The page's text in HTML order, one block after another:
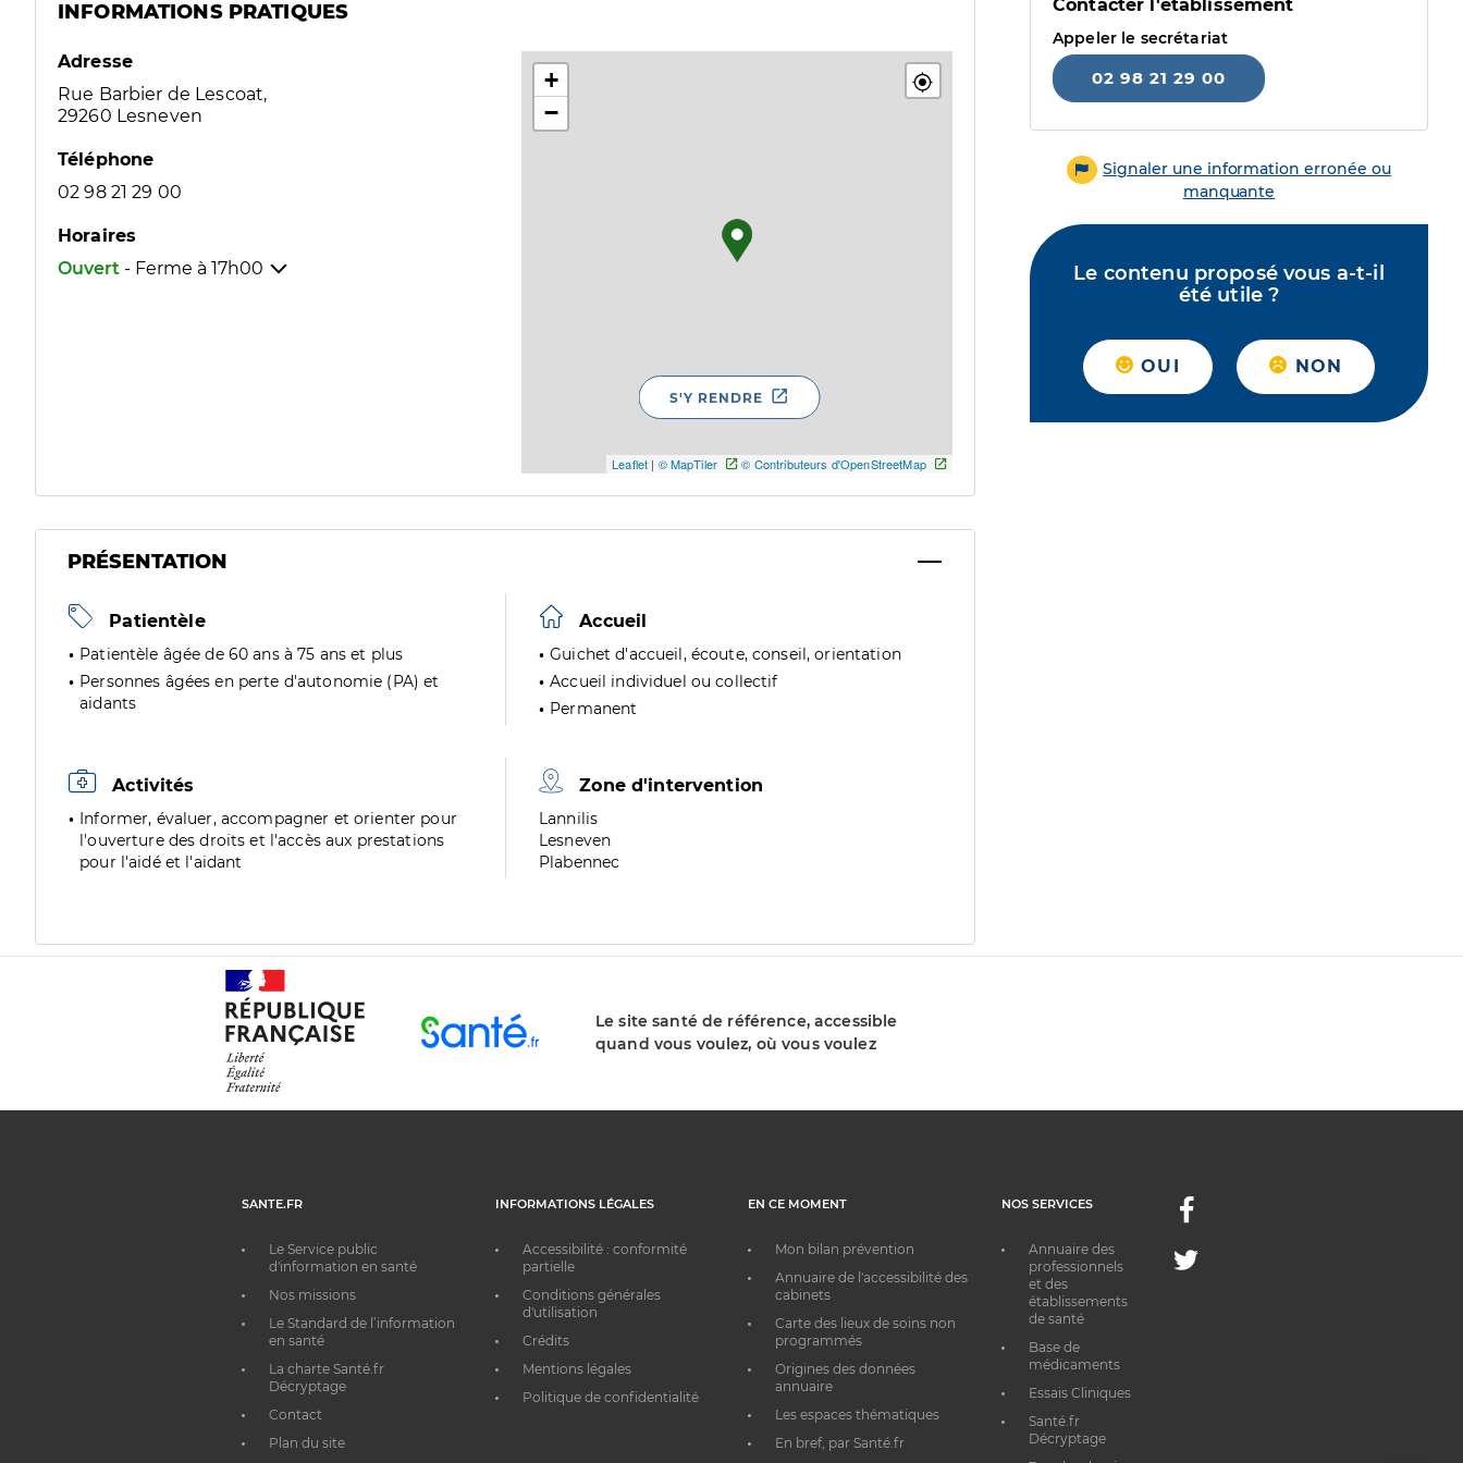
INFORMATIONS PRATIQUES
Adresse
Rue Barbier de Lescoat,
29260 Lesneven
Téléphone
02 98 21 29 00
Horaires
Ouvert - Ferme à 17h00
+
−
Leaflet | © MapTiler © Contributeurs d'OpenStreetMap
S'Y RENDRE
PRÉSENTATION
Patientèle
Patientèle âgée de 60 ans à 75 ans et plus
Personnes âgées en perte d'autonomie (PA) et
aidants
Accueil
Guichet d'accueil, écoute, conseil, orientation
Accueil individuel ou collectif
Permanent
Activités
Informer, évaluer, accompagner et orienter pour
l'ouverture des droits et l'accès aux prestations
pour l'aidé et l'aidant
Zone d'intervention
Zone
de
division
Lannilis
Zone
de
Lesneven
Zone
Plabennec
Contacter l'établissement
Appeler le secrétariat
02 98 21 29 00
Signaler une information erronée ou
manquante
Le contenu proposé vous a-t-il
été utile ?
OUI NON
Le site santé de référence, accessible
quand vous voulez, où vous voulez
SANTE.FR
Le Service public
d'information en santé
Nos missions
Le Standard de l’information
en santé
La charte Santé.fr
Décryptage
Contact
Plan du site
INFORMATIONS LÉGALES
Accessibilité : conformité
partielle
Conditions générales
d'utilisation
Crédits
Mentions légales
Politique de confidentialité
EN CE MOMENT
Mon bilan prévention
Annuaire de l'accessibilité des
cabinets
Carte des lieux de soins non
programmés
Origines des données
annuaire
Les espaces thématiques
En bref, par Santé.fr
NOS SERVICES
Annuaire des
professionnels
et des
établissements
de santé
Base de
médicaments
Essais Cliniques
Santé.fr
Décryptage
Facebook
Twitter